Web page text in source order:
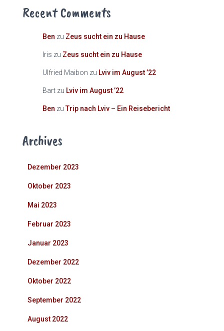
Recent Comments
Ben zu Zeus sucht ein zu Hause
Iris zu Zeus sucht ein zu Hause
Ulfried Maibon zu Lviv im August ’22
Bart zu Lviv im August ’22
Ben zuTrip nach Lviv – Ein Reisebericht
Archives
Dezember 2023
Oktober 2023
Mai 2023
Februar 2023
Januar 2023
Dezember 2022
Oktober 2022
September 2022
August 2022